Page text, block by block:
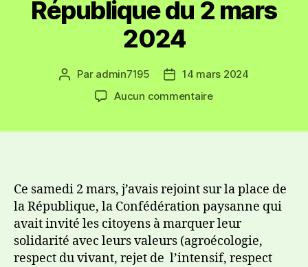
République du 2 mars
2024
Par admin7195
14 mars 2024
Aucun commentaire
Ce samedi 2 mars, j’avais rejoint sur la place de
la République, la Confédération paysanne qui
avait invité les citoyens à marquer leur
solidarité avec leurs valeurs (agroécologie,
respect du vivant, rejet de l’intensif, respect